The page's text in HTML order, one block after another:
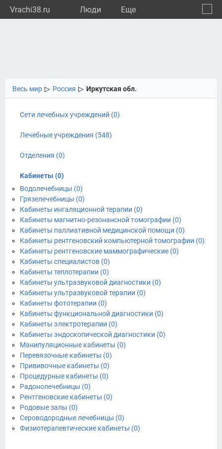
Vrachi38.ru Люди Eще
Весь мир ▷ Россия ▷ Иркутская обл.
Сети лечебных учреждений (0)
Лечебные учреждения (548)
Отделения (0)
Кабинеты (0)
Водолечебницы (0)
Грязелечебницы (0)
Кабинеты ингаляционной терапии (0)
Кабинеты магнитно-резонансной томографии (0)
Кабинеты паллиативной медицинской помощи (0)
Кабинеты рентгеновский компьютерной томографии (0)
Кабинеты рентгеновские маммографические (0)
Кабинеты специалистов (0)
Кабинеты теплотерапии (0)
Кабинеты ультразвуковой диагностики (0)
Кабинеты ультразвуковой терапии (0)
Кабинеты фототерапии (0)
Кабинеты функциональной диагностики (0)
Кабинеты электротерапии (0)
Кабинеты эндоскопической диагностики (0)
Манипуляционные кабинеты (0)
Перевязочные кабинеты (0)
Прививочные кабинеты (0)
Процедурные кабинеты (0)
Радонолечебницы (0)
Рентгеновские кабинеты (0)
Родовые залы (0)
Сероводородные лечебницы (0)
Физиотерапевтические кабинеты (0)